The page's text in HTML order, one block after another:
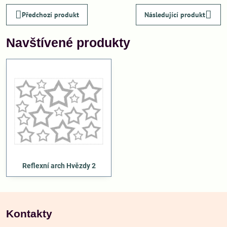
Předchozí produkt Následující produkt
Navštívené produkty
Reflexní arch Hvězdy 2
Kontakty